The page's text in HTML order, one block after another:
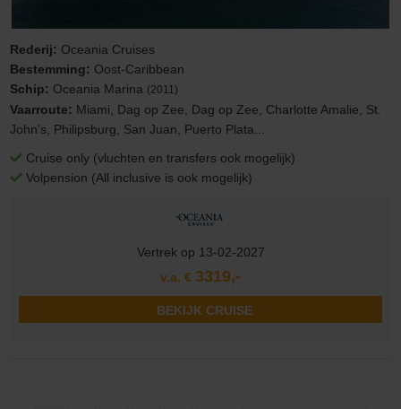
Rederij: Oceania Cruises
Bestemming: Oost-Caribbean
Schip: Oceania Marina (2011)
Vaarroute: Miami, Dag op Zee, Dag op Zee, Charlotte Amalie, St.
John's, Philipsburg, San Juan, Puerto Plata...
Cruise only (vluchten en transfers ook mogelijk)
Volpension (All inclusive is ook mogelijk)
Vertrek op 13-02-2027
v.a. € 3319,-
BEKIJK CRUISE